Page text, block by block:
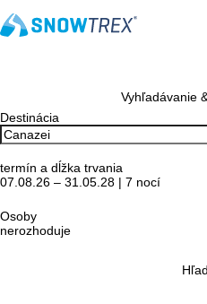
Vyhľadávanie
Destinácia
termín a dĺžka trvania
07.08.26 – 31.05.28 | 7 nocí
Osoby
nerozhoduje